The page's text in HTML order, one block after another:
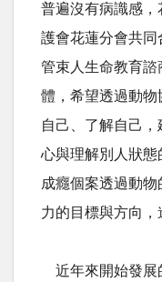
普遍沒有病識感
護會花蓮分會共
管束人生命教育諮
體，希望透過動
自己、了解自己
心與理解別人狀
成癮個案透過動
力的目標與方向，
近年來開始發展